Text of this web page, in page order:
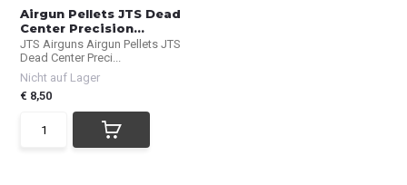
Airgun Pellets JTS Dead
Center Precision...
JTS Airguns Airgun Pellets JTS
Dead Center Preci...
Nicht auf Lager
€ 8,50